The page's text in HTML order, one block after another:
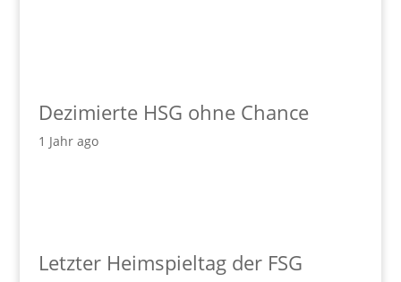
Dezimierte HSG ohne Chance
1 Jahr ago
Letzter Heimspieltag der FSG